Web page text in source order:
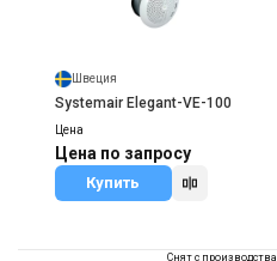
Швеция
Systemair Elegant-VE-100
Цена
Цена по запросу
Купить
Снят с производства